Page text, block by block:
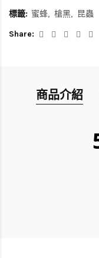
標籤: 蜜蜂 槍黑
昆蟲
Share:
商品介紹